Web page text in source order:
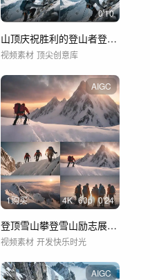
0'10
山顶庆祝胜利的登山者登顶登山攀登
视频素材 顶尖创意库
AIGC
1购买 4K 60p 0'24
登顶雪山攀登雪山励志展望未来
视频素材 开发快乐时光
AIGC